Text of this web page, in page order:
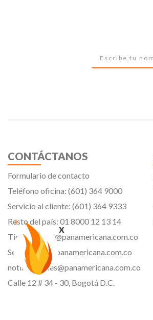
x
CONTÁCTANOS
Formulario de contacto
Teléfono oficina: (601) 364 9000
Servicio al cliente: (601) 364 9333
Resto del país: 01 8000 12 13 14
Tiendavirtual@panamericana.com.co
Servicliente@panamericana.com.co
notificaciones@panamericana.com.co
Calle 12 # 34 - 30, Bogotá D.C.